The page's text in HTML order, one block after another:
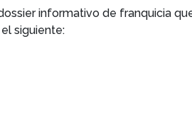
informativo de franquicia
siguiente: